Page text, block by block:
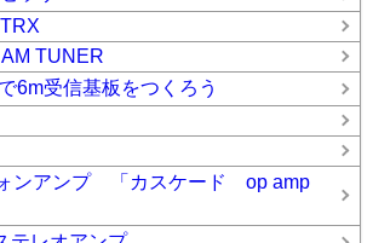
TUNER
6m受信基板をつくろう
ンアンプ 「カスケード op amp